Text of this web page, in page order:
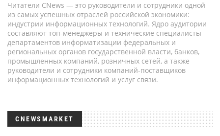
Читатели CNews — это руководители и сотрудники одной
из самых успешных отраслей российской экономики:
индустрии информационных технологий. Ядро аудитории
составляют топ-менеджеры и технические специалисты
департаментов информатизации федеральных и
региональных органов государственной власти, банков,
промышленных компаний, розничных сетей, а также
руководители и сотрудники компаний-поставщиков
информационных технологий и услуг связи.
CNEWSMARKET